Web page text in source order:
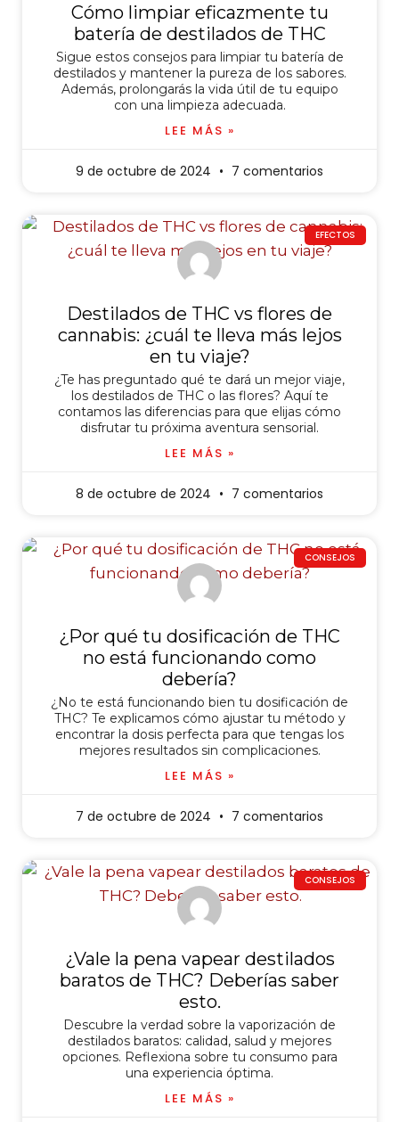
Cómo limpiar eficazmente tu
batería de destilados de THC
Sigue estos consejos para limpiar tu batería de
destilados y mantener la pureza de los sabores.
Además, prolongarás la vida útil de tu equipo
con una limpieza adecuada.
LEE MÁS »
9 de octubre de 2024 7 comentarios
EFECTOS
Destilados de THC vs flores de
cannabis: ¿cuál te lleva más lejos
en tu viaje?
¿Te has preguntado qué te dará un mejor viaje,
los destilados de THC o las flores? Aquí te
contamos las diferencias para que elijas cómo
disfrutar tu próxima aventura sensorial.
LEE MÁS »
8 de octubre de 2024 7 comentarios
CONSEJOS
¿Por qué tu dosificación de THC
no está funcionando como
debería?
¿No te está funcionando bien tu dosificación de
THC? Te explicamos cómo ajustar tu método y
encontrar la dosis perfecta para que tengas los
mejores resultados sin complicaciones.
LEE MÁS »
7 de octubre de 2024 7 comentarios
CONSEJOS
¿Vale la pena vapear destilados
baratos de THC? Deberías saber
esto.
Descubre la verdad sobre la vaporización de
destilados baratos: calidad, salud y mejores
opciones. Reflexiona sobre tu consumo para
una experiencia óptima.
LEE MÁS »